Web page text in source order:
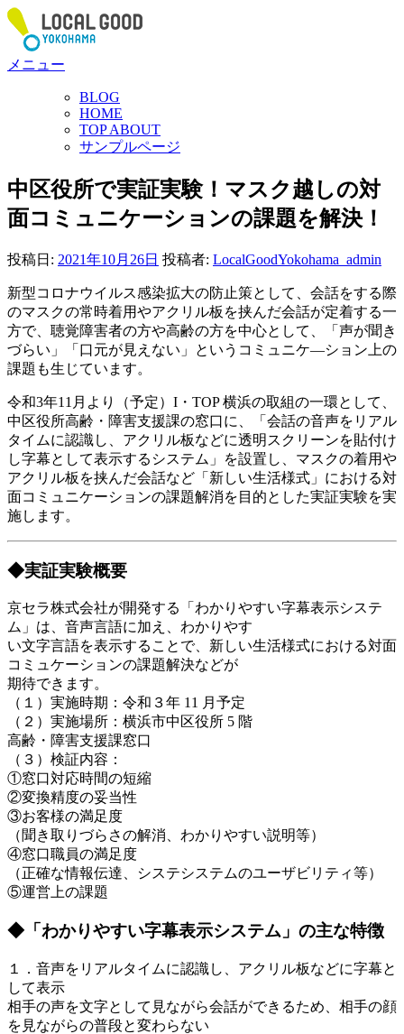
コ
ン
ン
プ
メニュー
BLOG
HOME
TOP ABOUT
サンプルページ
中区役所で実証実験！マスク越しの対
面コミュニケーションの課題を解決！
投稿日: 2021年10月26日 投稿者: LocalGoodYokohama_admin
新型コロナウイルス感染拡大の防止策として、会話をする際
のマスクの常時着用やアクリル板を挟んだ会話が定着する一
方で、聴覚障害者の方や高齢の方を中心として、「声が聞き
づらい」「口元が見えない」というコミュニケ―ション上の
課題も生じています。
令和3年11月より（予定）I・TOP 横浜の取組の一環として、
中区役所高齢・障害支援課の窓口に、「会話の音声をリアル
タイムに認識し、アクリル板などに透明スクリーンを貼付け
し字幕として表示するシステム」を設置し、マスクの着用や
アクリル板を挟んだ会話など「新しい生活様式」における対
面コミュニケーションの課題解消を目的とした実証実験を実
施します。
◆実証実験概要
京セラ株式会社が開発する「わかりやすい字幕表示システ
ム」は、音声言語に加え、わかりやす
い文字言語を表示することで、新しい生活様式における対面
コミュケーションの課題解決などが
期待できます。
（１）実施時期：令和３年 11 月予定
（２）実施場所：横浜市中区役所 5 階
高齢・障害支援課窓口
（３）検証内容：
①窓口対応時間の短縮
②変換精度の妥当性
③お客様の満足度
（聞き取りづらさの解消、わかりやすい説明等）
④窓口職員の満足度
（正確な情報伝達、システシステムのユーザビリティ等）
⑤運営上の課題
◆「わかりやすい字幕表示システム」の主な特徴
１．音声をリアルタイムに認識し、アクリル板などに字幕と
して表示
相手の声を文字として見ながら会話ができるため、相手の顔
を見ながらの普段と変わらない